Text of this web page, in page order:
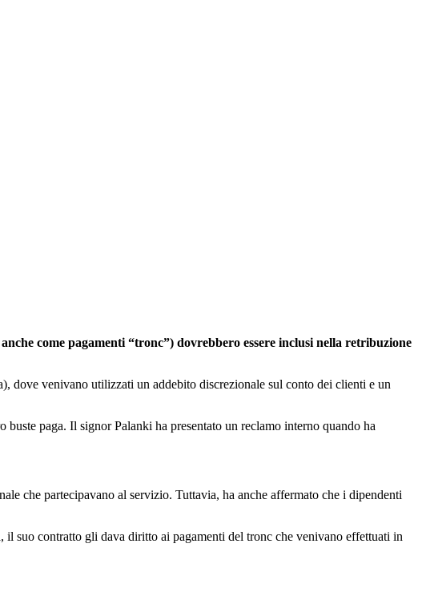
come pagamenti “tronc”) dovrebbero essere inclusi nella retribuzione
dove venivano utilizzati un addebito discrezionale sul conto dei clienti e un
paga. Il signor Palanki ha presentato un reclamo interno quando ha
che partecipavano al servizio. Tuttavia, ha anche affermato che i dipendenti
il suo contratto gli dava diritto ai pagamenti del tronc che venivano effettuati in